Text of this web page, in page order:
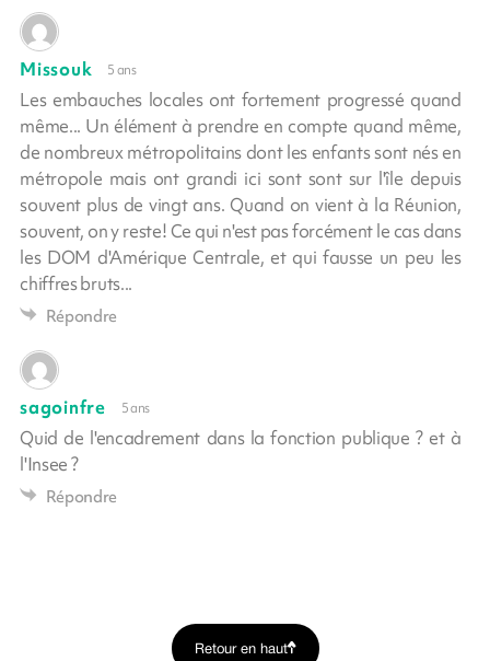
Missouk 5 ans
Les embauches locales ont fortement progressé quand
même... Un élément à prendre en compte quand même,
de nombreux métropolitains dont les enfants sont nés en
métropole mais ont grandi ici sont sont sur l'île depuis
souvent plus de vingt ans. Quand on vient à la Réunion,
souvent, on y reste! Ce qui n'est pas forcément le cas dans
les DOM d'Amérique Centrale, et qui fausse un peu les
chiffres bruts...
Répondre
sagoinfre 5 ans
Quid de l'encadrement dans la fonction publique ? et à
l'Insee ?
Répondre
Retour en haut